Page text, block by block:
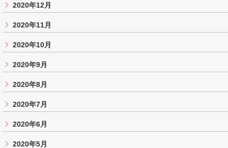
2020年12月
2020年11月
2020年10月
2020年9月
2020年8月
2020年7月
2020年6月
2020年5月